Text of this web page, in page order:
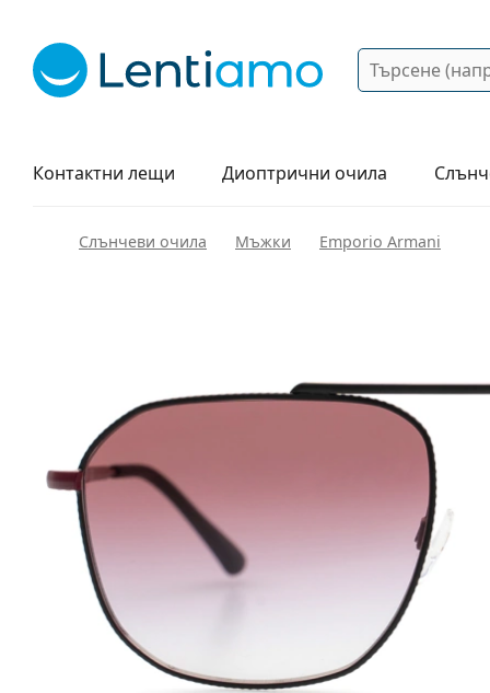
Търсене
Контактни лещи
Разтвори Диоптрични очила
Как да поръчам?
Слънчеви очила Мъжки Emporio Armani
46 mm
Височина на стъклото Ширина на стъклото
Ширина
на